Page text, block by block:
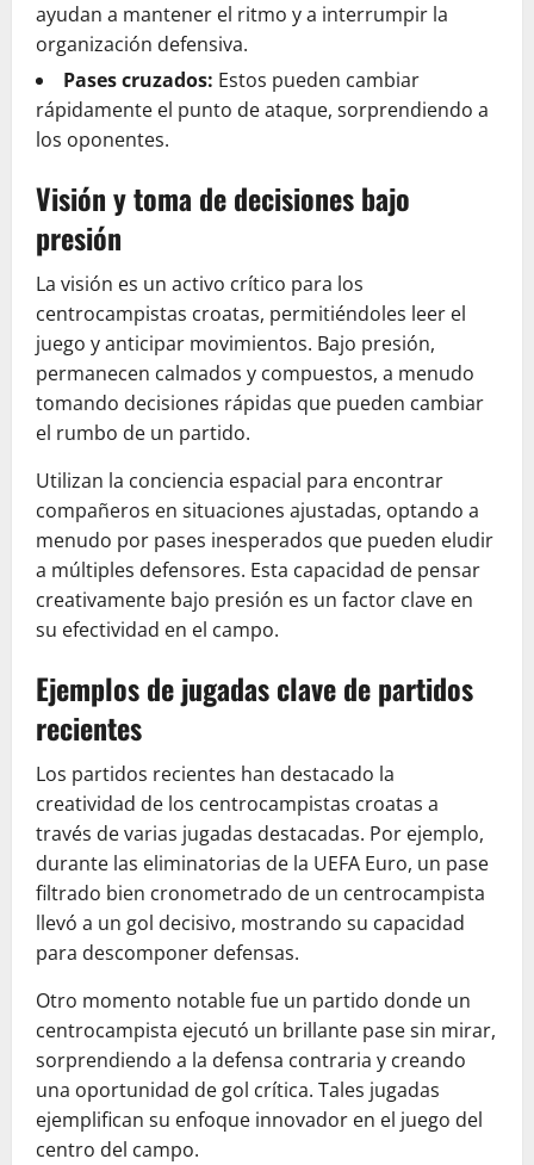
ayudan a mantener el ritmo y a interrumpir la
organización defensiva.
Pases cruzados: Estos pueden cambiar
rápidamente el punto de ataque, sorprendiendo a
los oponentes.
Visión y toma de decisiones bajo
presión
La visión es un activo crítico para los
centrocampistas croatas, permitiéndoles leer el
juego y anticipar movimientos. Bajo presión,
permanecen calmados y compuestos, a menudo
tomando decisiones rápidas que pueden cambiar
el rumbo de un partido.
Utilizan la conciencia espacial para encontrar
compañeros en situaciones ajustadas, optando a
menudo por pases inesperados que pueden eludir
a múltiples defensores. Esta capacidad de pensar
creativamente bajo presión es un factor clave en
su efectividad en el campo.
Ejemplos de jugadas clave de partidos
recientes
Los partidos recientes han destacado la
creatividad de los centrocampistas croatas a
través de varias jugadas destacadas. Por ejemplo,
durante las eliminatorias de la UEFA Euro, un pase
filtrado bien cronometrado de un centrocampista
llevó a un gol decisivo, mostrando su capacidad
para descomponer defensas.
Otro momento notable fue un partido donde un
centrocampista ejecutó un brillante pase sin mirar,
sorprendiendo a la defensa contraria y creando
una oportunidad de gol crítica. Tales jugadas
ejemplifican su enfoque innovador en el juego del
centro del campo.